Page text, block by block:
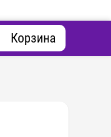
Корзина